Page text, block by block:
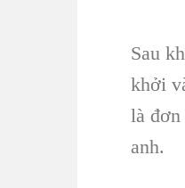
Sau
khởi
là đơn
anh.